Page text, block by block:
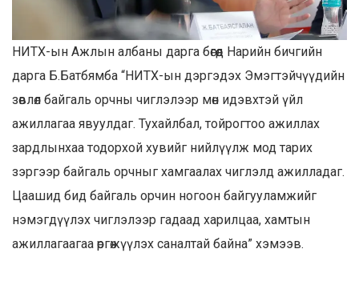
НИТХ-ын Ажлын албаны дарга бөгөөд Нарийн бичгийн
дарга Б.Батбямба “НИТХ-ын дэргэдэх Эмэгтэйчүүдийн
зөвлөл байгаль орчны чиглэлээр мөн идэвхтэй үйл
ажиллагаа явуулдаг. Тухайлбал, тойрогтоо ажиллах
зардлынхаа тодорхой хувийг нийлүүлж мод тарих
зэргээр байгаль орчныг хамгаалах чиглэлд ажилладаг.
Цаашид бид байгаль орчин ногоон байгууламжийг
нэмэгдүүлэх чиглэлээр гадаад харилцаа, хамтын
ажиллагаагаа өргөжүүлэх саналтай байна” хэмээв.